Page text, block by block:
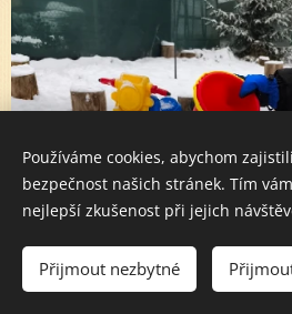
Používáme cookies, abychom
bezpečnost našich stránek. Tím
nejlepší zkušenost při jejich
Přijmout nezbytné